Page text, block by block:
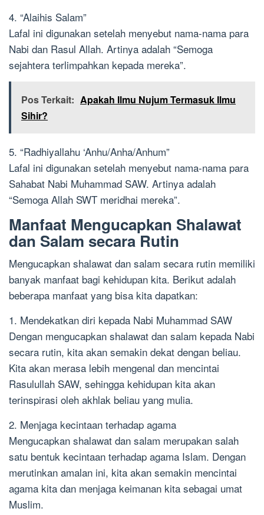
4. “Alaihis Salam”
Lafal ini digunakan setelah menyebut nama-nama para
Nabi dan Rasul Allah. Artinya adalah “Semoga
sejahtera terlimpahkan kepada mereka”.
Pos Terkait: Apakah Ilmu Nujum Termasuk Ilmu
Sihir?
5. “Radhiyallahu ‘Anhu/Anha/Anhum”
Lafal ini digunakan setelah menyebut nama-nama para
Sahabat Nabi Muhammad SAW. Artinya adalah
“Semoga Allah SWT meridhai mereka”.
Manfaat Mengucapkan Shalawat
dan Salam secara Rutin
Mengucapkan shalawat dan salam secara rutin memiliki
banyak manfaat bagi kehidupan kita. Berikut adalah
beberapa manfaat yang bisa kita dapatkan:
1. Mendekatkan diri kepada Nabi Muhammad SAW
Dengan mengucapkan shalawat dan salam kepada Nabi
secara rutin, kita akan semakin dekat dengan beliau.
Kita akan merasa lebih mengenal dan mencintai
Rasulullah SAW, sehingga kehidupan kita akan
terinspirasi oleh akhlak beliau yang mulia.
2. Menjaga kecintaan terhadap agama
Mengucapkan shalawat dan salam merupakan salah
satu bentuk kecintaan terhadap agama Islam. Dengan
merutinkan amalan ini, kita akan semakin mencintai
agama kita dan menjaga keimanan kita sebagai umat
Muslim.